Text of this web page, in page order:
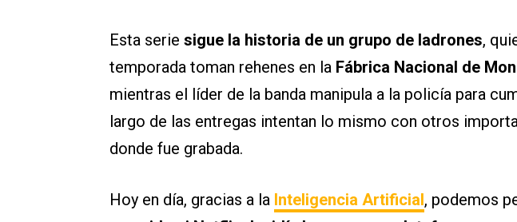
Esta serie sigue la historia de un grupo de ladrones,
temporada toman rehenes en la Fábrica Nacional de
mientras el líder de la banda manipula a la policía para
largo de las entregas intentan lo mismo con otros
donde fue grabada.
Hoy en día, gracias a la Inteligencia Artificial, podemos